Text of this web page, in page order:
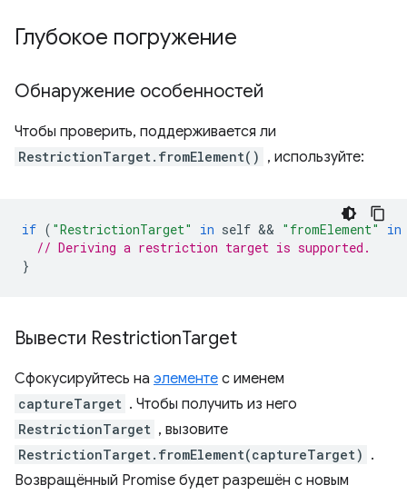
Глубокое погружение
Обнаружение особенностей
Чтобы проверить, поддерживается ли
RestrictionTarget.fromElement() , используйте:
if ( "RestrictionTarget" in self && "fromElement"
in
// Deriving a restriction target is supported.
}
Вывести RestrictionTarget
Сфокусируйтесь на элементе с именем
captureTarget . Чтобы получить из него
RestrictionTarget , вызовите
RestrictionTarget.fromElement(captureTarget) .
Возвращённый Promise будет разрешён с новым